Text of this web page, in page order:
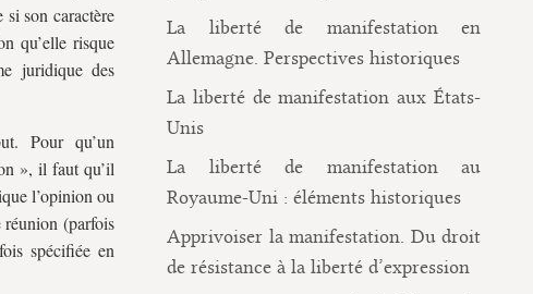
si son caractère
qu’elle risque
juridique des
Pour qu’un
», il faut qu’il
l’opinion ou
(parfois
spécifiée en
La liberté de manifestation en
Allemagne. Perspectives historiques
La liberté de manifestation aux États-
Unis
La liberté de manifestation au
Royaume-Uni : éléments historiques
Apprivoiser la manifestation. Du droit
de résistance à la liberté d’expression